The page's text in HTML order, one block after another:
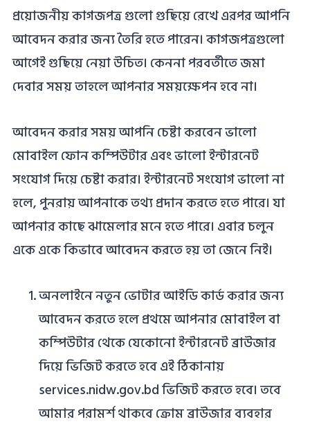
প্রয়োজনীয় কাগজপত্র গুলো গুছিয়ে রেখে এরপর আপনি
আবেদন করার জন্য তৈরি হতে পারেন। কাগজপত্রগুলো
আগেই গুছিয়ে নেয়া উচিত। কেননা পরবর্তীতে জমা
দেবার সময় তাহলে আপনার সময়ক্ষেপন হবে না।
আবেদন করার সময় আপনি চেষ্টা করবেন ভালো
মোবাইল ফোন কম্পিউটার এবং ভালো ইন্টারনেট
সংযোগ দিয়ে চেষ্টা করার। ইন্টারনেট সংযোগ ভালো না
হলে, পুনরায় আপনাকে তথ্য প্রদান করতে হতে পারে। যা
আপনার কাছে ঝামেলার মনে হতে পারে। এবার চলুন
একে একে কিভাবে আবেদন করতে হয় তা জেনে নিই।
অনলাইনে নতুন ভোটার আইডি কার্ড করার জন্য
আবেদন করতে হলে প্রথমে আপনার মোবাইল বা
কম্পিউটার থেকে যেকোনো ইন্টারনেট ব্রাউজার
দিয়ে ভিজিট করতে হবে এই ঠিকানায়
services.nidw.gov.bd ভিজিট করতে হবে। তবে
আমার পরামর্শ থাকবে ক্রোম ব্রাউজার ব্যবহার